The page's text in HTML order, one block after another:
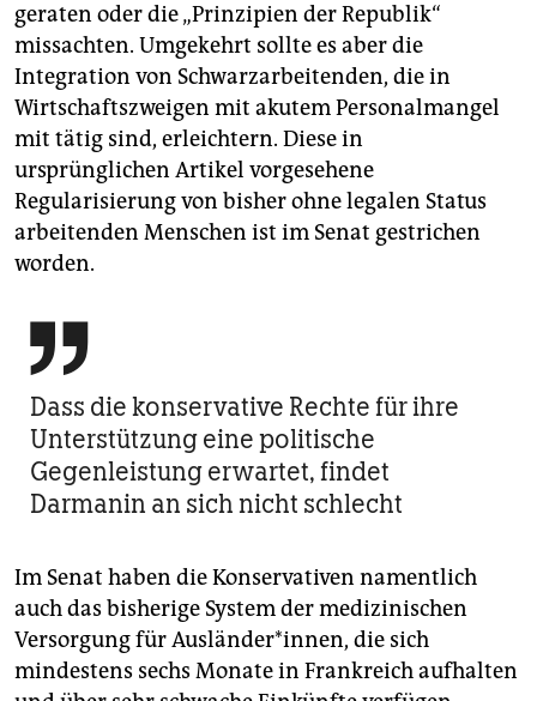
geraten oder die „Prinzipien der Republik“
missachten. Umgekehrt sollte es aber die
Integration von Schwarzarbeitenden, die in
Wirtschaftszweigen mit akutem Personalmangel
mit tätig sind, erleichtern. Diese in
ursprünglichen Artikel vorgesehene
Regularisierung von bisher ohne legalen Status
arbeitenden Menschen ist im Senat gestrichen
worden.

Dass die konservative Rechte für ihre
Unterstützung eine politische
Gegenleistung erwartet, findet
Darmanin an sich nicht schlecht
Im Senat haben die Konservativen namentlich
auch das bisherige System der medizinischen
Versorgung für Ausländer*innen, die sich
mindestens sechs Monate in Frankreich aufhalten